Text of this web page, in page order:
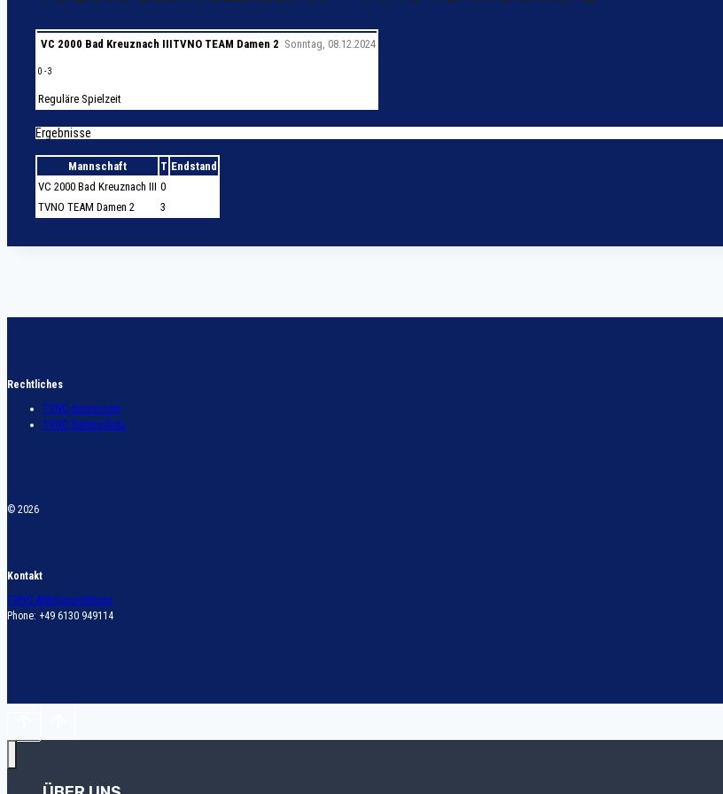
VC 2000 Bad Kreuznach IIITVNO TEAM Damen 2 Sonntag, 08.12.2024
0 -3
Reguläre Spielzeit
Ergebnisse
Mannschaft T Endstand
VC 2000 Bad Kreuznach III 0
TVNO TEAM Damen 2
3
Rechtliches
TVNO Impressum
TVNO Datenschutz
© 2026
Kontakt
TVNO Abteilungsleitung
Phone: +49 6130 949114